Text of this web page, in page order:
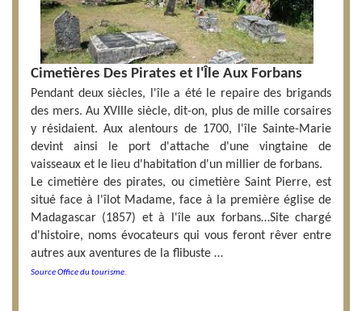
Cimetières Des Pirates et l'Île Aux Forbans
Pendant deux siècles, l'île a été le repaire des brigands
des mers. Au XVIIIe siècle, dit-on, plus de mille corsaires
y résidaient. Aux alentours de 1700, l'île Sainte-Marie
devint ainsi le port d'attache d'une vingtaine de
vaisseaux et le lieu d'habitation d'un millier de forbans.
Le cimetière des pirates, ou cimetière Saint Pierre, est
situé face à l'îlot Madame, face à la première église de
Madagascar (1857) et à l'île aux forbans…Site chargé
d'histoire, noms évocateurs qui vous feront rêver entre
autres aux aventures de la flibuste …
Source Office du tourisme.